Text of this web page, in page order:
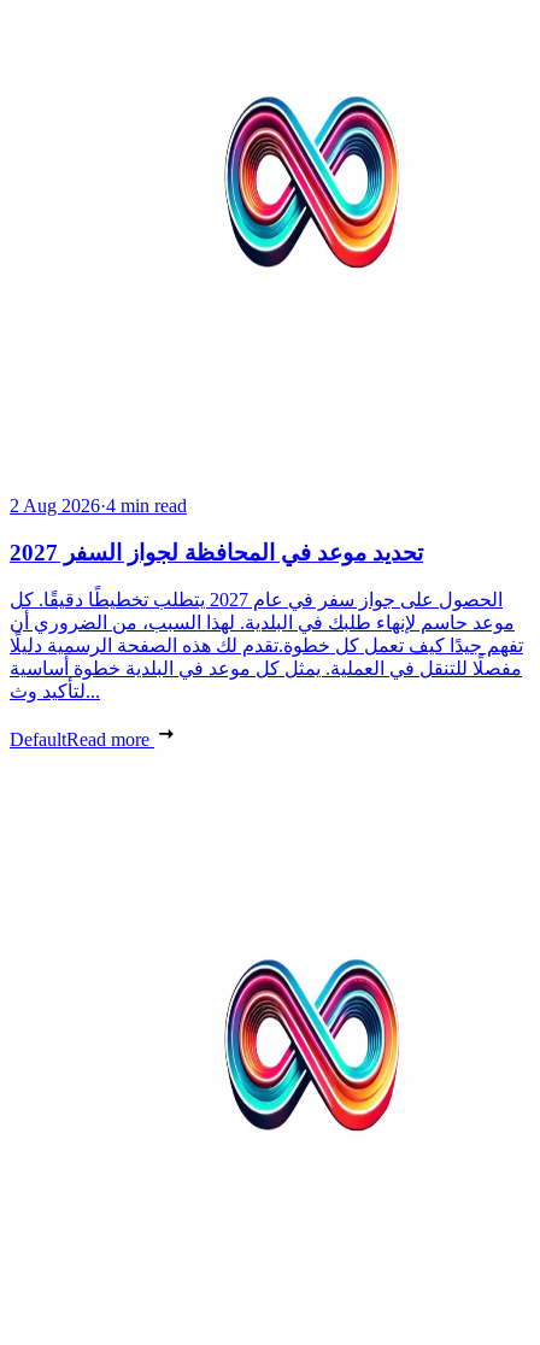
2 Aug 2026·4 min read
تحديد موعد في المحافظة لجواز السفر 2027
الحصول على جواز سفر في عام 2027 يتطلب تخطيطًا دقيقًا. كل
موعد حاسم لإنهاء طلبك في البلدية. لهذا السبب، من الضروري أن
تفهم جيدًا كيف تعمل كل خطوة.تقدم لك هذه الصفحة الرسمية دليلًا
مفصلًا للتنقل في العملية. يمثل كل موعد في البلدية خطوة أساسية
لتأكيد وث...
DefaultRead more